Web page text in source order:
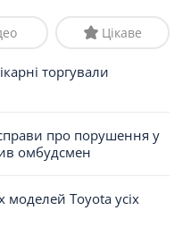
Цікаве
торгували
про порушення у
омбудсмен
Toyota усіх